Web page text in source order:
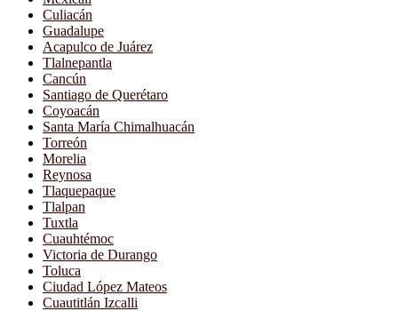
Culiacán
Guadalupe
Acapulco de Juárez
Tlalnepantla
Cancún
Santiago de Querétaro
Coyoacán
Santa María Chimalhuacán
Torreón
Morelia
Reynosa
Tlaquepaque
Tlalpan
Tuxtla
Cuauhtémoc
Victoria de Durango
Toluca
Ciudad López Mateos
Cuautitlán Izcalli